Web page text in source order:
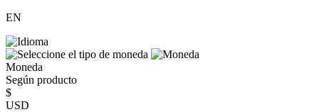
EN
Moneda
Según producto
$
USD